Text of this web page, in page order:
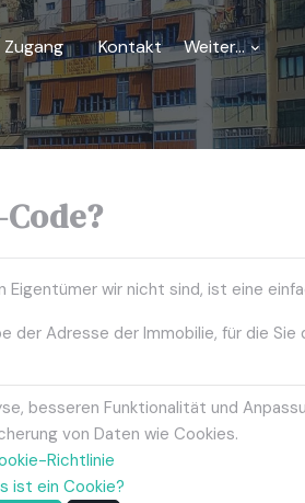
Zugang Kontakt Weiter...
Eigentümer wir nicht sind, ist eine
der Adresse der Immobilie, für die Sie
einfach seineine einfache Notiz
zu dessen Büros gehen
bestellen, können Sie es je nach
besseren Funktionalität und
von Daten wie Cookies.
Richtlinie
ist ein Cookie?